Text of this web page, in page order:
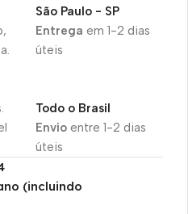
Entrega em 1-2 dias
úteis
São Paulo - SP
Envioentre 1-2 dias
úteis
Todo o Brasil
(incluindo